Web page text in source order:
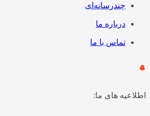
چندرسانه‌ای
درباره ما
تماس با ما
های ما: